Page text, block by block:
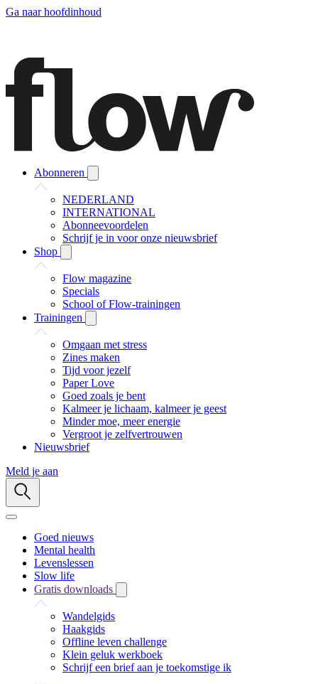
Ga naar hoofdinhoud
Abonneren
NEDERLAND
INTERNATIONAL
Abonneevoordelen
Schrijf je in voor onze nieuwsbrief
Shop
Flow magazine
Specials
School of Flow-trainingen
Trainingen
Omgaan met stress
Zines maken
Tijd voor jezelf
Paper Love
Goed zoals je bent
Kalmeer je lichaam, kalmeer je geest
Minder moe, meer energie
Vergroot je zelfvertrouwen
Nieuwsbrief
Meld je aan
Goed nieuws
Mental health
Levenslessen
Slow life
Gratis downloads
Wandelgids
Haakgids
Offline leven challenge
Klein geluk werkboek
Schrijf een brief aan je toekomstige ik